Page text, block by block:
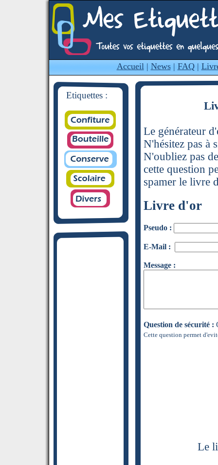
Accueil| News| FAQ|
Etiquettes :
Le générateur
N'hésitez pas à
N'oubliez pas
cette question
spamer le livre
Livre d'or
Pseudo :
E-Mail :
Message :
Question de sécurité :
Cette question permet
Le